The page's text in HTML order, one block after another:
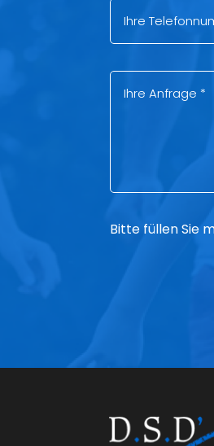
Bitte füllen Sie